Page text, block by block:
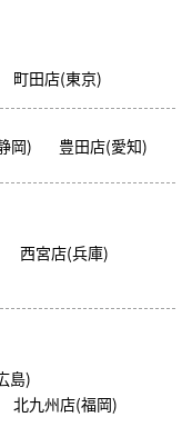
町田店(東京)
岡) 豊田店(愛知)
西宮店(兵庫)
島)
北九州店(福岡)